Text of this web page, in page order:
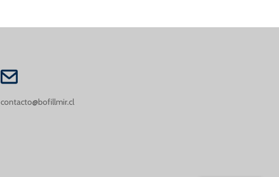
contacto@bofillmir.cl